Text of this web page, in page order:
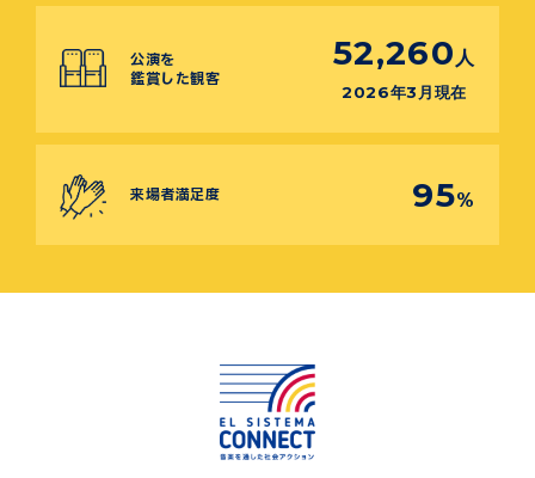
公演を
鑑賞した観客
52,260 人
2026年3月現在
来場者満足度 95%